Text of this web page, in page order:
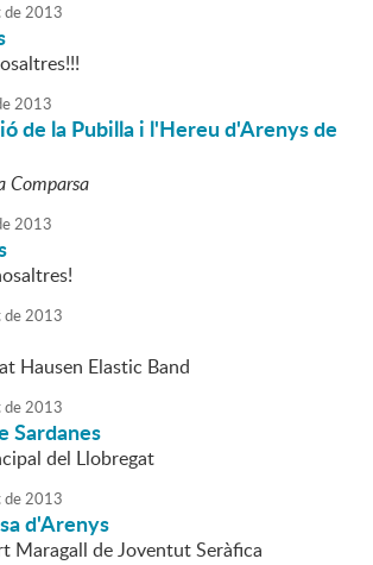
de2013
2013
de la Pubilla i l'Hereu d'Arenys de
Comparsa
2013
de2013
Hausen Elastic Band
de2013
Sardanes
del Llobregat
de2013
d'Arenys
Maragall de Joventut Seràfica